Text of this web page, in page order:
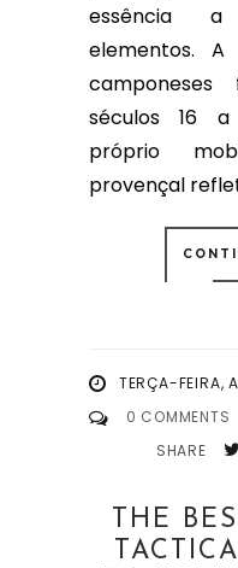
essência a
elementos.
séculos 16
próprio
provençal
TERÇA-FEIRA,
0 COMMENTS
SHARE
THE